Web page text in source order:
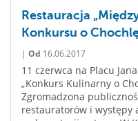
Restauracja
Konkursu o
| Od 16.06.2017
11 czerwca na Placu
„Konkurs Kulinarny o
Zgromadzona
restauratorów i występy